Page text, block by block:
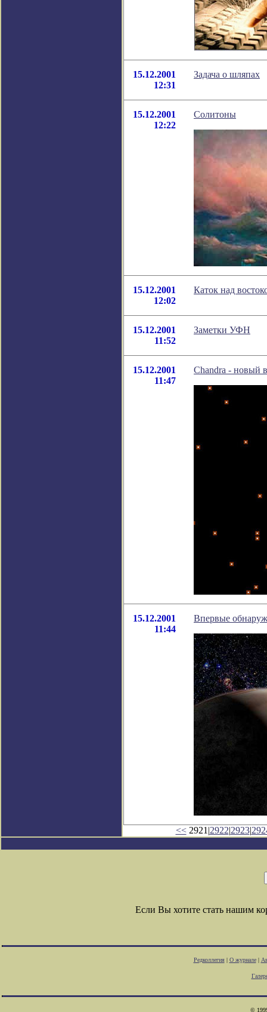
15.12.2001
12:31
Задача о шляпах
15.12.2001
12:22
Солитоны
15.12.2001
12:02
Каток над
15.12.2001
11:52
Заметки УФН
15.12.2001
11:47
Chandra - новый
15.12.2001
11:44
Впервые
<<2921|2922|2923|
Если Вы хотите стать нашим
Редколлегия| О журнале|
©